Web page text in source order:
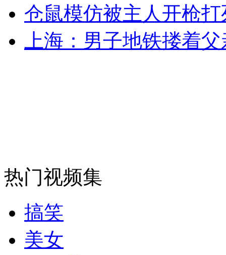
无痛分娩是否安全 医生回应
外交部：反对强权政治霸凌主义
走！跟着总书记去植树
消防员救轻生者
仓鼠模仿被主人开枪打
上海：男子地铁搂着
热门视频集
搞笑
美女